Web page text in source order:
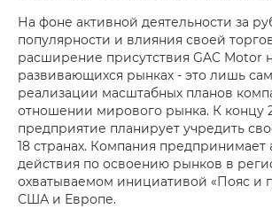
На фоне активной деятельности за
популярности и влияния своей
расширение присутствия GAC Motor
развивающихся рынках - это лишь
реализации масштабных планов
отношении мирового рынка. К концу
предприятие планирует учредить
18 странах. Компания предпринимает
действия по освоению рынков в
охватываемом инициативой «Пояс и
США и Европе.